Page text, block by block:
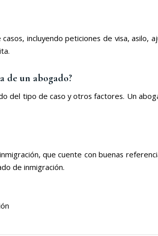
incluyendo peticiones de visa,
de un abogado?
del tipo de caso y otros factores. Un
que cuente con buenas
de inmigración.